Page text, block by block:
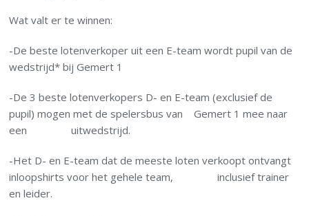
Wat valt er te winnen:
-De beste lotenverkoper uit een E-team wordt pupil van de
wedstrijd* bij Gemert 1
-De 3 beste lotenverkopers D- en E-team (exclusief de
pupil) mogen met de spelersbus van Gemert 1 mee naar
een uitwedstrijd.
-Het D- en E-team dat de meeste loten verkoopt ontvangt
inloopshirts voor het gehele team, inclusief trainer
en leider.